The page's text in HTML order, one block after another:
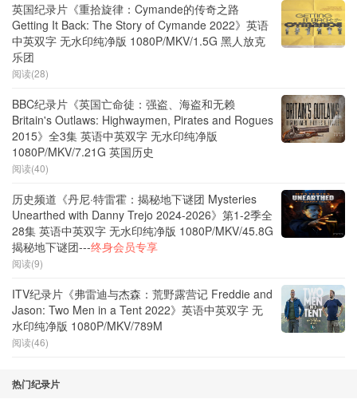
英国纪录片《重拾旋律：Cymande的传奇之路
Getting It Back: The Story of Cymande 2022》英语
中英双字 无水印纯净版 1080P/MKV/1.5G 黑人放克
乐团
阅读(28)
BBC纪录片《英国亡命徒：强盗、海盗和无赖
Britain's Outlaws: Highwaymen, Pirates and Rogues
2015》全3集 英语中英双字 无水印纯净版
1080P/MKV/7.21G 英国历史
阅读(40)
历史频道《丹尼·特雷霍：揭秘地下谜团 Mysteries
Unearthed with Danny Trejo 2024-2026》第1-2季全
28集 英语中英双字 无水印纯净版 1080P/MKV/45.8G
揭秘地下谜团---终身会员专享
阅读(9)
ITV纪录片《弗雷迪与杰森：荒野露营记 Freddie and
Jason: Two Men in a Tent 2022》英语中英双字 无
水印纯净版 1080P/MKV/789M
阅读(46)
热门纪录片